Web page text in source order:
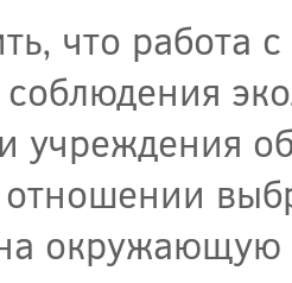
что работа
учреждения
окружающую